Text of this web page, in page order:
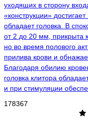
уходящих в сторону
«конструкции»
обладает головка. В
от 2 до 20 мм, прикрыта
но во время полового
прилива крови и
Благодаря обилию
головка клитора
и при стимуляции
178367